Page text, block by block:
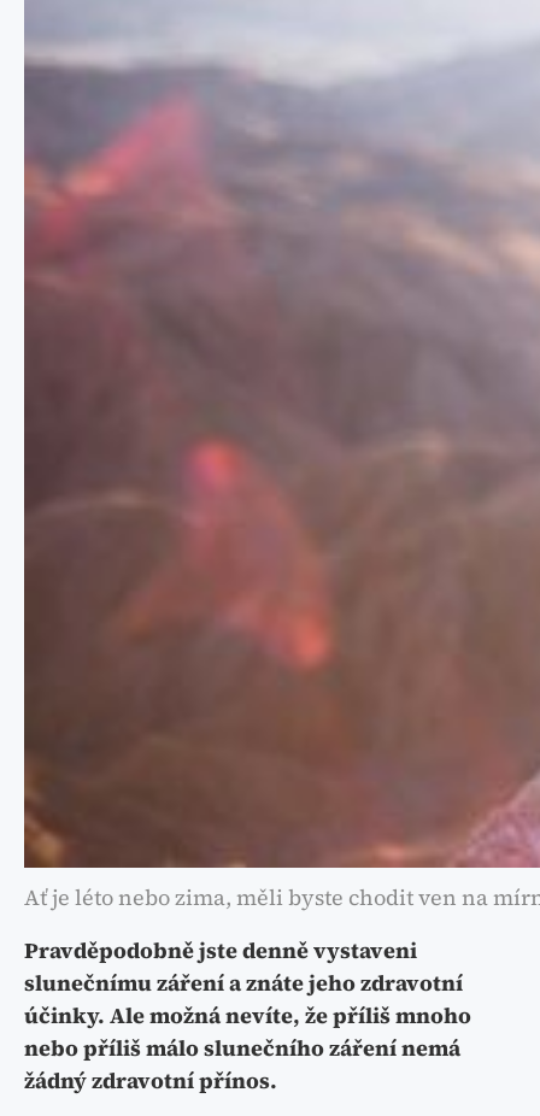
Ať je léto nebo zima, měli byste chodit ven na
Pravděpodobně jste denně vystaveni
slunečnímu záření a znáte jeho zdravotní
účinky. Ale možná nevíte, že příliš mnoho
nebo příliš málo slunečního záření nemá
žádný zdravotní přínos.